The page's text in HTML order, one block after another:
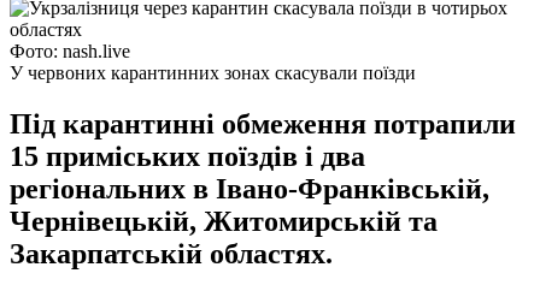
Фото: nash.live
У червоних карантинних зонах скасували поїзди
Під карантинні обмеження потрапили
15 приміських поїздів і два
регіональних в Івано-Франківській,
Чернівецькій, Житомирській та
Закарпатській областях.